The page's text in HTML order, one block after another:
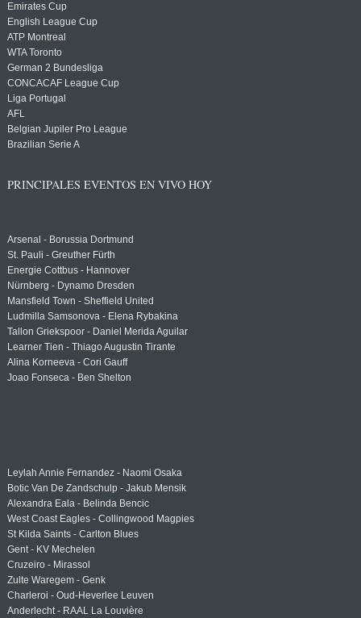
Emirates Cup
English League Cup
ATP Montreal
WTA Toronto
German 2 Bundesliga
CONCACAF League Cup
Liga Portugal
AFL
Belgian Jupiler Pro League
Brazilian Serie A
PRINCIPALES EVENTOS EN VIVO HOY
Arsenal - Borussia Dortmund
St. Pauli - Greuther Fürth
Energie Cottbus - Hannover
Nürnberg - Dynamo Dresden
Mansfield Town - Sheffield United
Ludmilla Samsonova - Elena Rybakina
Tallon Griekspoor - Daniel Merida Aguilar
Learner Tien - Thiago Augustin Tirante
Alina Korneeva - Cori Gauff
Joao Fonseca - Ben Shelton
Leylah Annie Fernandez - Naomi Osaka
Botic Van De Zandschulp - Jakub Mensik
Alexandra Eala - Belinda Bencic
West Coast Eagles - Collingwood Magpies
St Kilda Saints - Carlton Blues
Gent - KV Mechelen
Cruzeiro - Mirassol
Zulte Waregem - Genk
Charleroi - Oud-Heverlee Leuven
Anderlecht - RAAL La Louvière